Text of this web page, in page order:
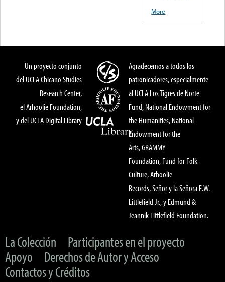
More
Un proyecto conjunto
del UCLA Chicano Studies
Research Center,
el Arhoolie Foundation,
y del UCLA Digital Library
Agradecemos a todos los
patronicadores, especialmente
al UCLA Los Tigres de Norte
Fund, National Endowment for
the Humanities, National
Endowment for the
Arts, GRAMMY
Foundation, Fund for Folk
Culture, Arhoolie
Records, Señor y la Señora E.W.
Littlefield Jr., y Edmund &
Jeannik Littlefield Foundation.
La Colección
Participantes en el proyecto
Apoyo
Derechos de Autor y Acceso
Contactos y Créditos